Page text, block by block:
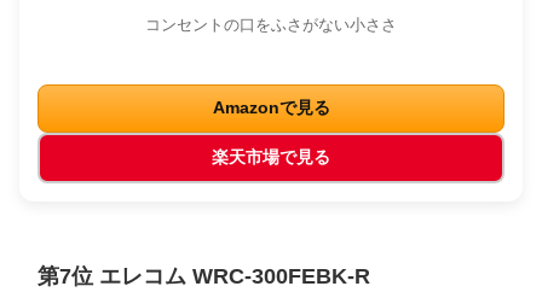
コンセントの口をふさがない小ささ
Amazonで見る
楽天市場で見る
第7位 エレコム WRC-300FEBK-R